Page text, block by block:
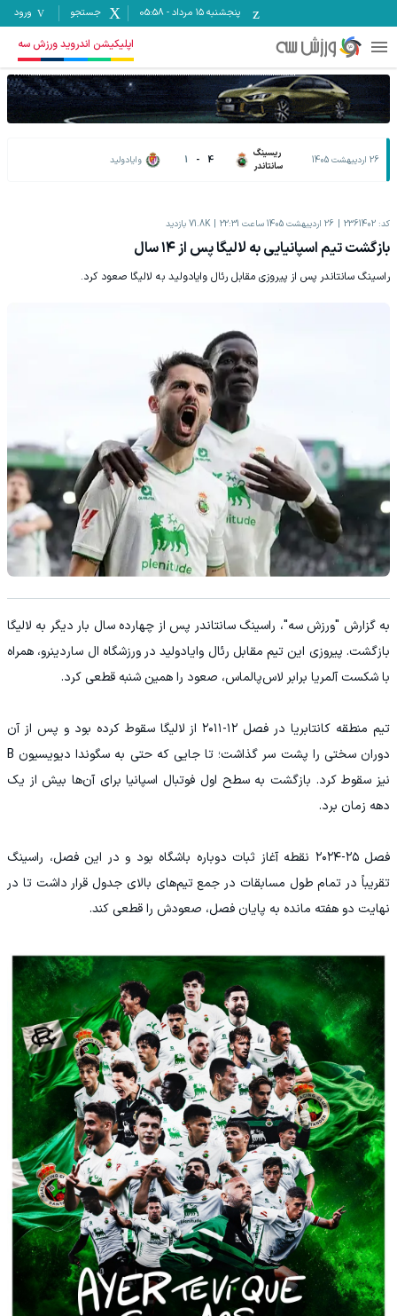
پنجشنبه ۱۵ مرداد -
05:58 جستجو ورود
اپلیکیشن اندروید ورزش سه
26 اردیبهشت 1405
ریسینگ
سانتاندر
4
-
1 وایادولید
کد: 2361402 26 اردیبهشت 1405 ساعت 22:31 71.8K بازدید
بازگشت تیم اسپانیایی به لالیگا پس از ۱۴ سال
راسینگ سانتاندر پس از پیروزی مقابل رئال وایادولید به لالیگا صعود کرد.
به گزارش "ورزش سه"، راسینگ سانتاندر پس از چهارده سال بار دیگر به لالیگا
بازگشت. پیروزی این تیم مقابل رئال وایادولید در ورزشگاه ال ساردینرو، همراه
با شکست آلمریا برابر لاس‌پالماس، صعود را همین شنبه قطعی کرد.
تیم منطقه کانتابریا در فصل ۱۲-۲۰۱۱ از لالیگا سقوط کرده بود و پس از آن
دوران سختی را پشت سر گذاشت؛ تا جایی که حتی به سگوندا دیویسیون B
نیز سقوط کرد. بازگشت به سطح اول فوتبال اسپانیا برای آن‌ها بیش از یک
دهه زمان برد.
فصل ۲۵-۲۰۲۴ نقطه آغاز ثبات دوباره باشگاه بود و در این فصل، راسینگ
تقریباً در تمام طول مسابقات در جمع تیم‌های بالای جدول قرار داشت تا در
نهایت دو هفته مانده به پایان فصل، صعودش را قطعی کند.